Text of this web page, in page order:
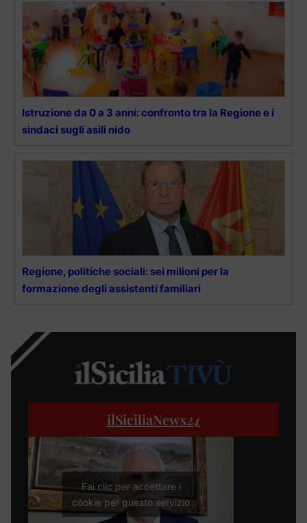
Istruzione da 0 a 3 anni: confronto tra la Regione e i
sindaci sugli asili nido
Regione, politiche sociali: sei milioni per la
formazione degli assistenti familiari
ilSiciliaNews24
Fai clic per accettare i
cookie per questo servizio